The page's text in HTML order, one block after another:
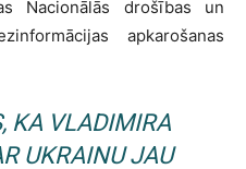
Nacionālās drošības un
apkarošanas
KA VLADIMIRA
UKRAINU JAU